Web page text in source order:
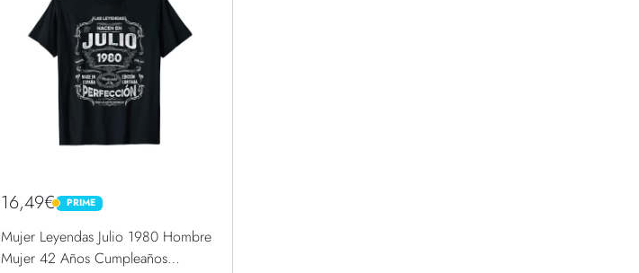
16,49€ PRIME
PRIME
Mujer Leyendas Julio 1980 Hombre
Mujer 42 Años Cumpleaños